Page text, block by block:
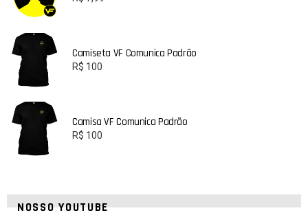
Camiseta VF Comunica Padrão
R$ 100
Camisa VF Comunica Padrão
R$ 100
NOSSO YOUTUBE